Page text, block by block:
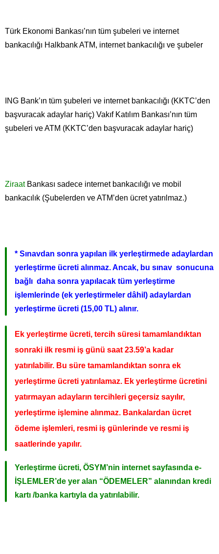
Türk Ekonomi Bankası’nın tüm şubeleri ve internet
bankacılığı Halkbank ATM, internet bankacılığı ve şubeler
ING Bank’ın tüm şubeleri ve internet bankacılığı (KKTC’den
başvuracak adaylar hariç) Vakıf Katılım Bankası’nın tüm
şubeleri ve ATM (KKTC’den başvuracak adaylar hariç)
ZiraatBankası sadece internet bankacılığı ve mobil
bankacılık (Şubelerden ve ATM’den ücret yatırılmaz.)
* Sınavdan sonra yapılan ilk yerleştirmede adaylardan
yerleştirme ücreti alınmaz. Ancak, bu sınav sonucuna
bağlı daha sonra yapılacak tüm yerleştirme
işlemlerinde (ek yerleştirmeler dâhil) adaylardan
yerleştirme ücreti (15,00 TL) alınır.
Ek yerleştirme ücreti, tercih süresi tamamlandıktan
sonraki ilk resmi iş günü saat 23.59’a kadar
yatırılabilir. Bu süre tamamlandıktan sonra ek
yerleştirme ücreti yatırılamaz. Ek yerleştirme ücretini
yatırmayan adayların tercihleri geçersiz sayılır,
yerleştirme işlemine alınmaz. Bankalardan ücret
ödeme işlemleri, resmi iş günlerinde ve resmi iş
saatlerinde yapılır.
Yerleştirme ücreti, ÖSYM’nin internet sayfasında e-
İŞLEMLER’de yer alan “ÖDEMELER” alanından kredi
kartı /banka kartıyla da yatırılabilir.